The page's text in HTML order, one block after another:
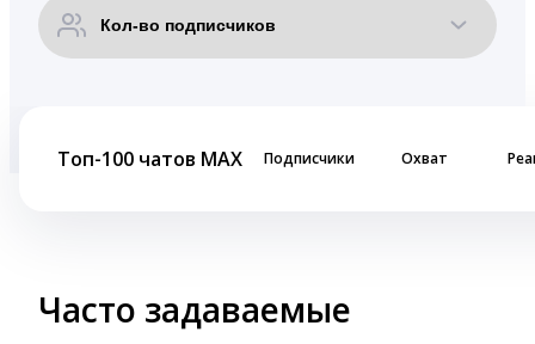
Топ-100 чатов MAX Подписчики Охват
Часто задаваемые